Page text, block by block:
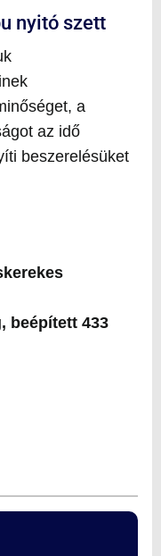
nyitó szett
a
az idő
beszerelésüket
beépített 433